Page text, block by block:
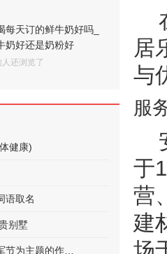
居
与
服
于
营
建
每天订的鲜牛奶好吗_
奶好还是奶粉好
人还浏览了
健康)
语取名
别墅